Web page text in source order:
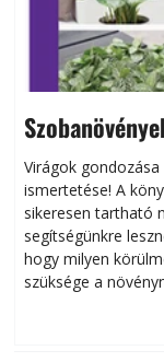
Virágok
ismertetése! A
sikeresen tart­ha­tó
segítségünkre
hogy milyen
szüksége a